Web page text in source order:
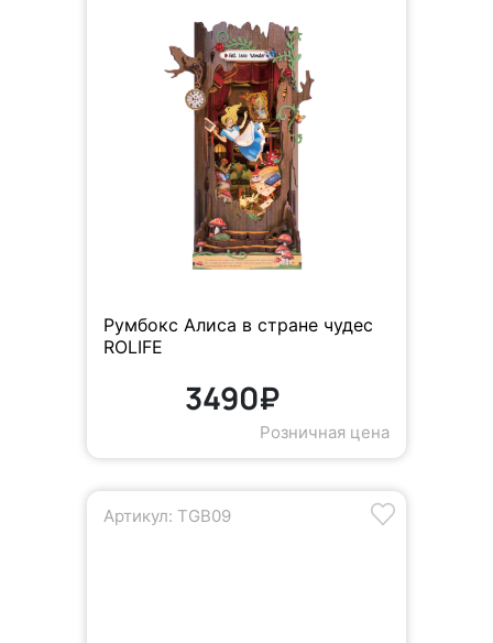
Румбокс Алиса в стране чудес
ROLIFE
3490₽
Розничная цена
Артикул: TGB09